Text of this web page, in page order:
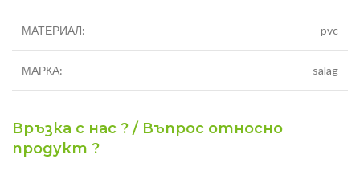
МАТЕРИАЛ: pvc
МАРКА: salag
Връзка с нас ? / Въпрос относно
продукт ?